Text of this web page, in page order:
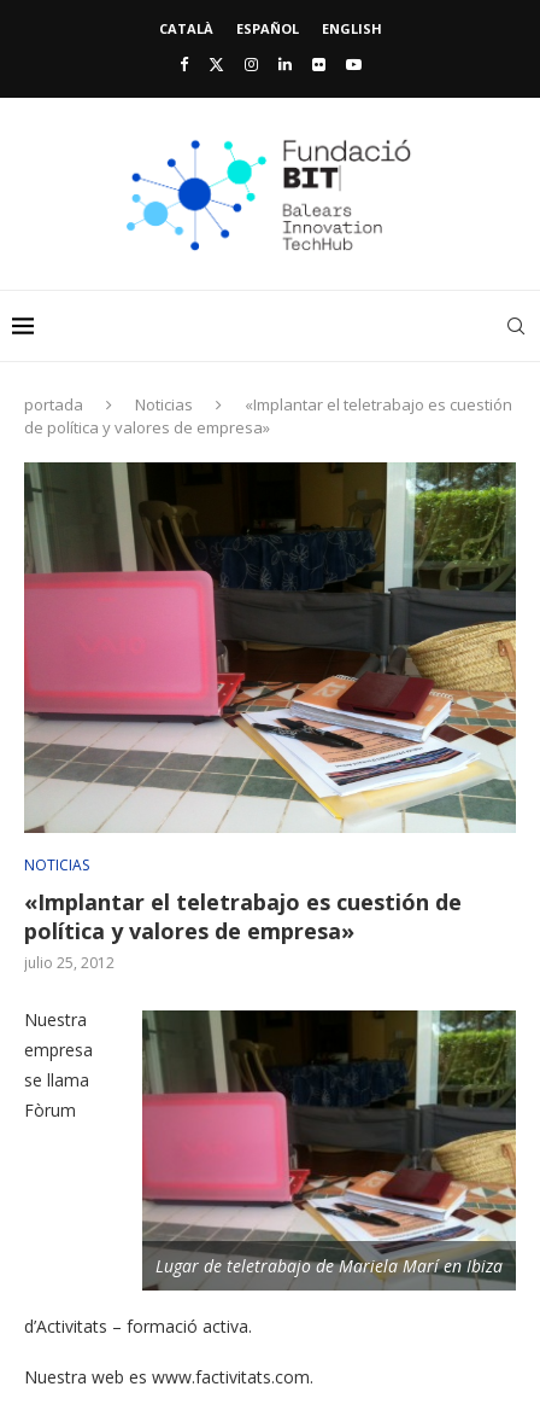
CATALÀ ESPAÑOL ENGLISH
portada Noticias
«Implantar el teletrabajo es cuestión
de política y valores de empresa»
NOTICIAS
«Implantar el teletrabajo es cuestión de
política y valores de empresa»
julio 25, 2012
Lugar de teletrabajo de Mariela Marí en Ibiza
Nuestra
empresa
se llama
Fòrum
d’Activitats – formació activa.
Nuestra web es www.factivitats.com.